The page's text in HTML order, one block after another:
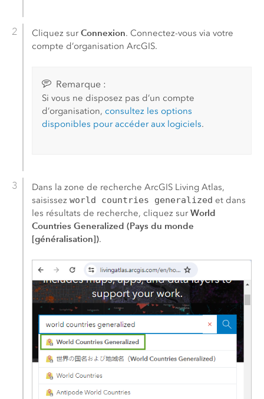
Cliquez surConnexion. Connectez-vous via votre
compte d’organisation ArcGIS.
Remarque :
Si vous ne disposez pas d’un compte
d’organisation,consultez les options
disponibles pour accéder aux logiciels.
Dans la zone de rechercheArcGIS Living Atlas,
saisissezworld countries generalized et dans
les résultats de recherche, cliquez surWorld
Countries Generalized (Pays du monde
[généralisation]).